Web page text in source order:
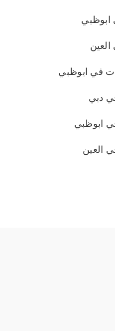
ابوظبي
في ابوظبي
دبي
ابوظبي
العين